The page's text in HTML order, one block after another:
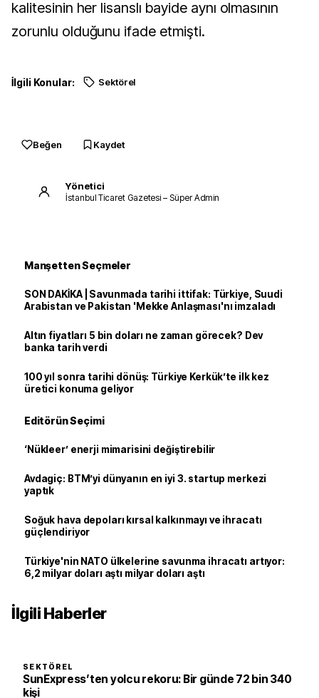
kalitesinin her lisanslı bayide aynı olmasının
zorunlu olduğunu ifade etmişti.
İlgili Konular: Sektörel
Beğen Kaydet
Yönetici
İstanbul Ticaret Gazetesi – Süper Admin
Manşetten Seçmeler
SON DAKİKA | Savunmada tarihi ittifak: Türkiye, Suudi
Arabistan ve Pakistan 'Mekke Anlaşması'nı imzaladı
Altın fiyatları 5 bin doları ne zaman görecek? Dev
banka tarih verdi
100 yıl sonra tarihi dönüş: Türkiye Kerkük’te ilk kez
üretici konuma geliyor
Editörün Seçimi
‘Nükleer’ enerji mimarisini değiştirebilir
Avdagiç: BTM’yi dünyanın en iyi 3. startup merkezi
yaptık
Soğuk hava depoları kırsal kalkınmayı ve ihracatı
güçlendiriyor
Türkiye'nin NATO ülkelerine savunma ihracatı artıyor:
6,2 milyar doları aştı milyar doları aştı
İlgili Haberler
SEKTÖREL
SunExpress’ten yolcu rekoru: Bir günde 72 bin 340
kişi